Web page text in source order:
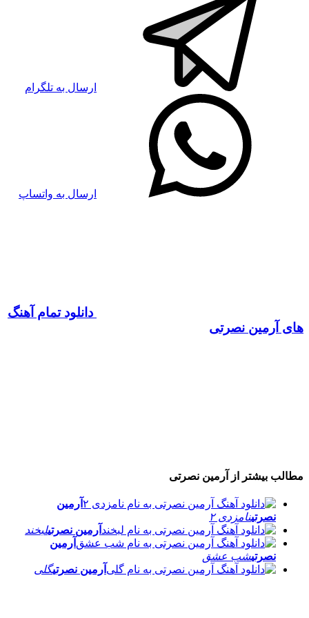
ارسال به تلگرام
ارسال به واتساپ
دانلود تمام آهنگ
های آرمین نصرتی
مطالب بیشتر از آرمین نصرتی
آرمین
نصرتینامزدی ۲
آرمین نصرتیلبخند
آرمین
نصرتیشب عشق
آرمین نصرتیگلی